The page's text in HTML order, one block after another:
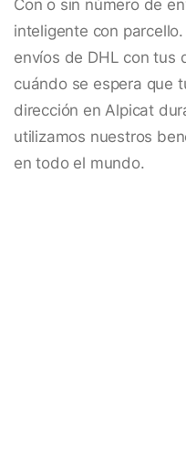
Con o sin número de
inteligente con
envíos de DHL con tus
cuándo se espera que
dirección en Alpicat
utilizamos nuestros
en todo el mundo.